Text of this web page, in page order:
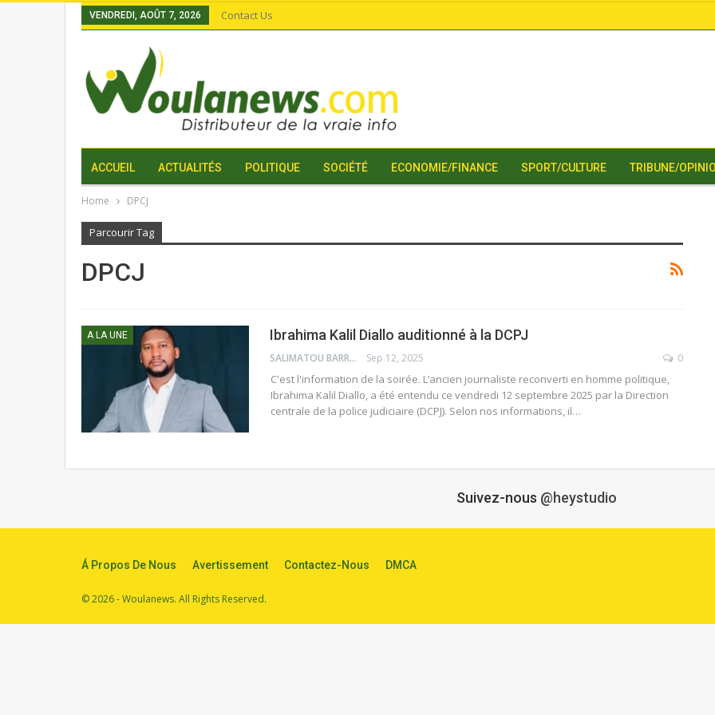
VENDREDI, AOÛT 7, 2026 Contact Us
ACCUEIL ACTUALITÉS POLITIQUE SOCIÉTÉ ECONOMIE/FINANCE SPORT/CULTURE TRIBUNE/
Home DPCJ
Parcourir Tag
DPCJ
A LA UNE Ibrahima Kalil Diallo auditionné à la DCPJ
SALIMATOU BARRY Sep 12, 2025 0
C'est l'information de la soirée. L’ancien journaliste reconverti en homme politique,
Ibrahima Kalil Diallo, a été entendu ce vendredi 12 septembre 2025 par la Direction
centrale de la police judiciaire (DCPJ). Selon nos informations, il…
Suivez-nous @heystudio
Á Propos De Nous Avertissement Contactez-Nous DMCA
© 2026 - Woulanews. All Rights Reserved.